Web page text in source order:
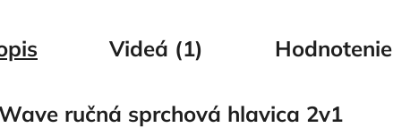
Videá (1) Hodnotenie
ručná sprchová hlavica 2v1